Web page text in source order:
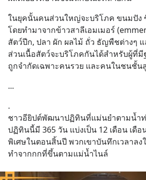
ในยุคนั้นคนส่วนใหญ่จะบริโภค ขนมปัง
โดยทำมาจากข้าวสาลีเอมเมอร์
สัตว์ปีก, ปลา ผัก ผลไม้ ถั่ว ธัญพืชต่างๆ
ส่วนเนื้อสัตว์จะบริโภคกันได้สำหรับผู้ที่มี
ถูกจำกัดเฉพาะคนรวย และคนในชนชั้น
...
.
ชาวอียิปต์พัฒนาปฏิทินที่แม่นยำตามน้ำ
ปฏิทินนี้มี 365 วัน แบ่งเป็น 12 เดือน เดื
พิเศษในตอนสิ้นปี พวกเขาบันทึกเวลาล
ทำจากกกที่ขึ้นตามแม่น้ำไนล์